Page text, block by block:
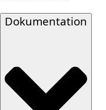
Dokumentation